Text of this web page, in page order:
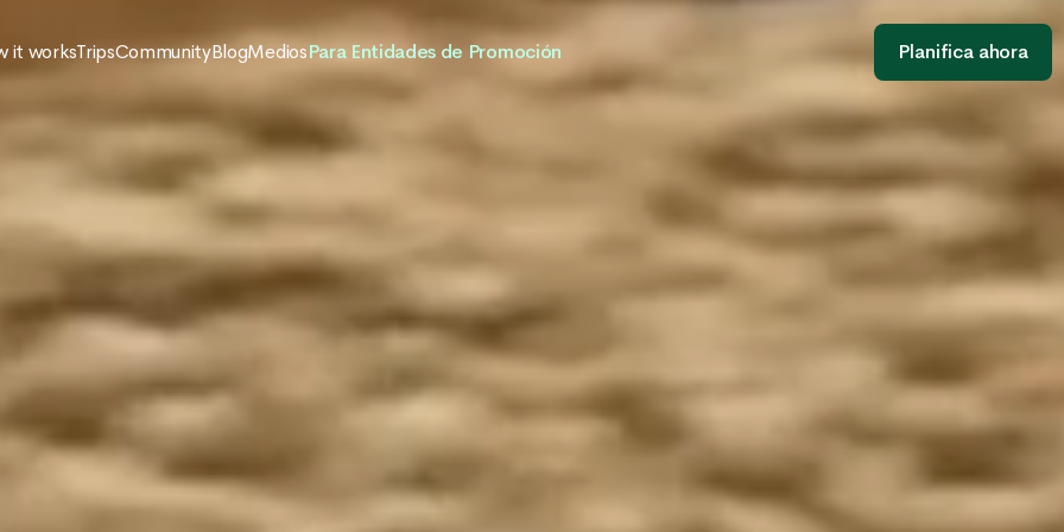
it worksTripsCommunityBlogMediosPara Entidades de Promoción Planifica ahora